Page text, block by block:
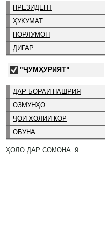
ПРЕЗИДЕНТ
ҲУКУМАТ
ПОРЛУМОН
ДИГАР
"ҶУМҲУРИЯТ"
ДАР БОРАИ НАШРИЯ
ОЗМУНҲО
ҶОИ ХОЛИИ КОР
ОБУНА
ҲОЛО ДАР СОМОНА: 9